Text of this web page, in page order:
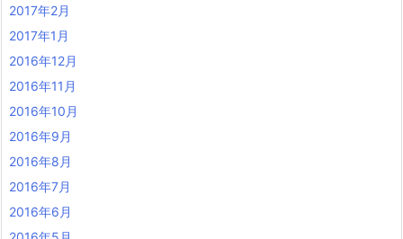
2017年2月
2017年1月
2016年12月
2016年11月
2016年10月
2016年9月
2016年8月
2016年7月
2016年6月